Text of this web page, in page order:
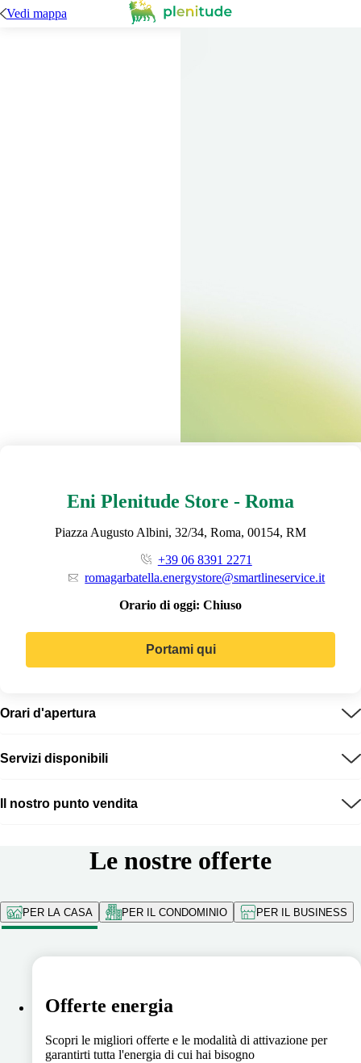
Vedi mappa
Eni Plenitude Store - Roma
Piazza Augusto Albini, 32/34, Roma, 00154, RM
+39 06 8391 2271
romagarbatella.energystore@smartlineservice.it
Orario di oggi: Chiuso
Portami qui
Orari d'apertura
Servizi disponibili
Il nostro punto vendita
Le nostre offerte
PER LA CASA PER IL CONDOMINIO PER IL BUSINESS
Offerte energia
Scopri le migliori offerte e le modalità di attivazione per
garantirti tutta l'energia di cui hai bisogno